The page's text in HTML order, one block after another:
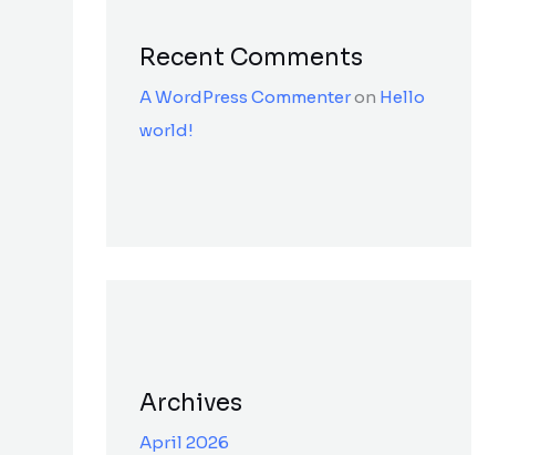
Recent Comments
A WordPress Commenteron Hello
world!
Archives
April 2026